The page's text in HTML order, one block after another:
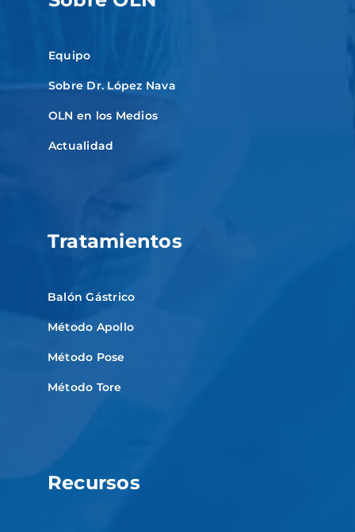
Equipo
Sobre Dr. López Nava
OLN en los Medios
Actualidad
Tratamientos
Balón Gástrico
Método Apollo
Método Pose
Método Tore
Recursos